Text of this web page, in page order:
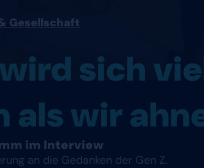
Gesellschaft
sich
wir
im Interview
an die Gedanken der Gen Z.